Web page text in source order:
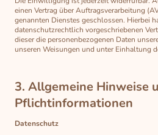
einen Vertrag über Auftragsverarbeitung
genannten Dienstes geschlossen. Hierbei
datenschutzrechtlich vorgeschriebenen
dieser die personenbezogenen Daten
unseren Weisungen und unter Einhaltung
3. Allgemeine Hinweise
Pflichtinformationen
Datenschutz